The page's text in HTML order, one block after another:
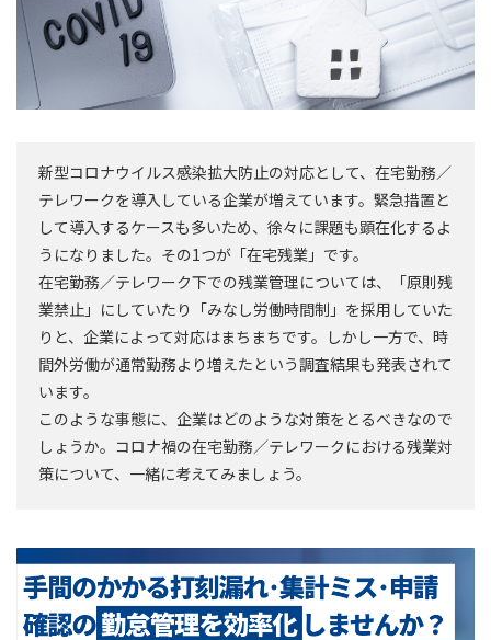
新型コロナウイルス感染拡大防止の対応として、在宅勤務／
テレワークを導入している企業が増えています。緊急措置と
して導入するケースも多いため、徐々に課題も顕在化するよ
うになりました。その1つが「在宅残業」です。
在宅勤務／テレワーク下での残業管理については、「原則残
業禁止」にしていたり「みなし労働時間制」を採用していた
りと、企業によって対応はまちまちです。しかし一方で、時
間外労働が通常勤務より増えたという調査結果も発表されて
います。
このような事態に、企業はどのような対策をとるべきなので
しょうか。コロナ禍の在宅勤務／テレワークにおける残業対
策について、一緒に考えてみましょう。